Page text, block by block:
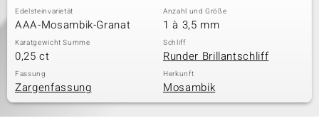
Edelsteinvarietät
AAA-Mosambik-Granat
Anzahl und Größe
1 à 3,5 mm
Karatgewicht Summe
0,25 ct
Schliff
Runder Brillantschliff
Fassung
Zargenfassung
Herkunft
Mosambik